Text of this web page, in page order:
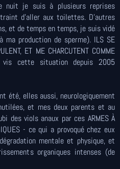
nuit je suis à plusieurs reprises
d'aller aux toilettes. D'autres
et de temps en temps, je suis vidé
production de sperme). ILS SE
ET ME CHARCUTENT COMME
vis cette situation depuis 2005
été, elles aussi, neurologiquement
et mes deux parents et au
des viols anaux par ces ARMES À
- ce qui a provoqué chez eux
mentale et physique, et
organiques intenses (de